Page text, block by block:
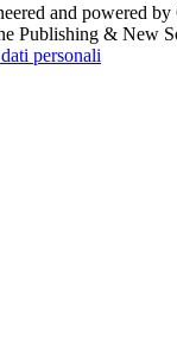
and powered by
Publishing & New
personali